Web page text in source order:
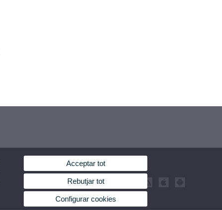
Acceptar tot
Rebutjar tot
Configurar cookies